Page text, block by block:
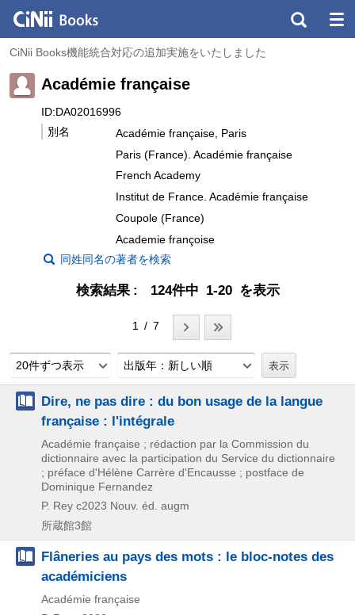
CiNii Books機能統合対応の追加実施をいたしました
Académie française
ID:DA02016996
別名
Académie française, Paris
Paris (France). Académie française
French Academy
Institut de France. Académie française
Coupole (France)
Academie françoise
同姓同名の著者を検索
検索結果 124件中 1-20 を表示
1 / 7
20件ずつ表示 出版年：新しい順
Dire, ne pas dire : du bon usage de la langue
française : l'intégrale
Académie française ; rédaction par la Commission du
dictionnaire avec la participation du Service du dictionnaire
; préface d'Hélène Carrère d'Encausse ; postface de
Dominique Fernandez
P. Rey c2023 Nouv. éd. augm
所蔵館3館
Flâneries au pays des mots : le bloc-notes des
académiciens
Académie française